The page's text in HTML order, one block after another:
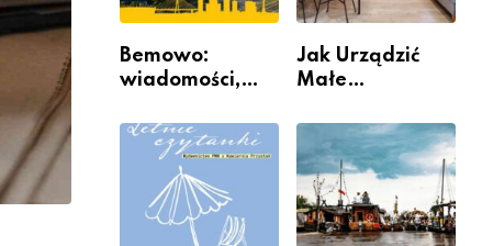
Bemowo:
wiadomości,
wydarzenia z
dzielnicy
Jak Urządzić
Małe
Sposobów Na
Więcej
Przestrzeni Bez
Kosztownego
Remontu